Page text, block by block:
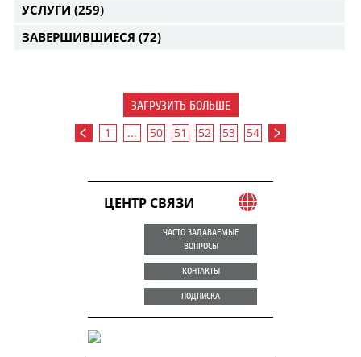
УСЛУГИ (259)
ЗАВЕРШИВШИЕСЯ (72)
ЗАГРУЗИТЬ БОЛЬШЕ
1 ... 50 51 52 53 54
ЦЕНТР СВЯЗИ
ЧАСТО ЗАДАВАЕМЫЕ
ВОПРОСЫ
КОНТАКТЫ
ПОДПИСКА